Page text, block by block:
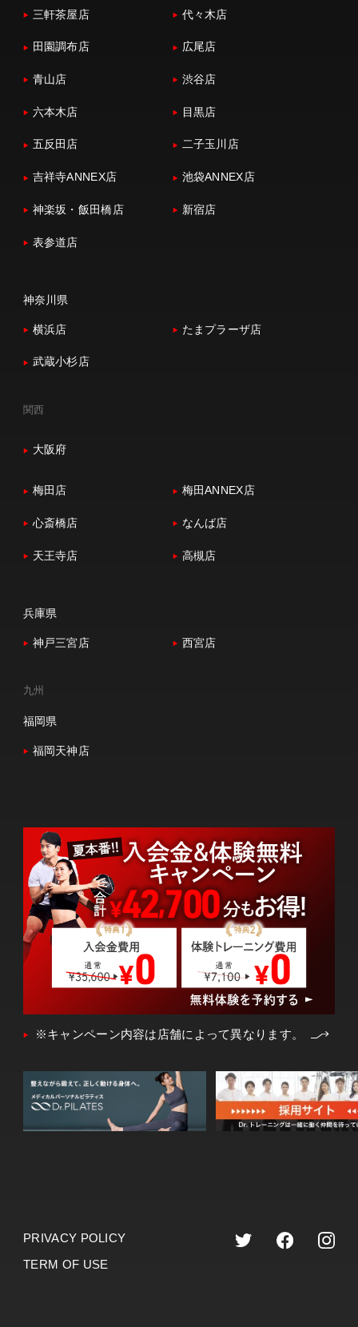
三軒茶屋店 代々木店
田園調布店 広尾店
青山店 渋谷店
六本木店 目黒店
五反田店 二子玉川店
吉祥寺ANNEX店 池袋ANNEX店
神楽坂・飯田橋店 新宿店
表参道店
神奈川県
横浜店 たまプラーザ店
武蔵小杉店
関西
大阪府
梅田店 梅田ANNEX店
心斎橋店 なんば店
天王寺店 高槻店
兵庫県
神戸三宮店 西宮店
九州
福岡県
福岡天神店
※キャンペーン内容は店舗によって異なります。
PRIVACY POLICY
TERM OF USE